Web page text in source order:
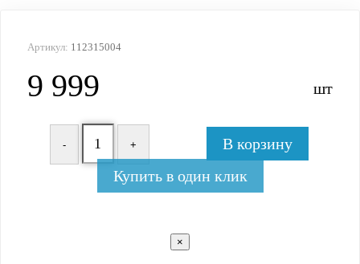
Артикул: 112315004
9 999 шт
- +
В корзину
Купить в один клик
×